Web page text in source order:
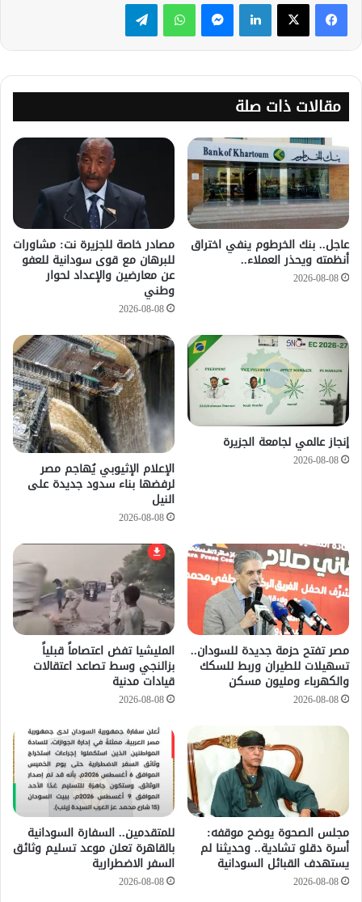
مقالات ذات صلة
عاجل.. بنك الخرطوم ينفي اختراق
أنظمته ويحذر العملاء..
2026-08-08
مصادر خاصة للجزيرة نت: مشاورات
للبرهان مع قوى سودانية للعفو
عن معارضين والإعداد لحوار
وطني
2026-08-08
إنجاز عالمي لجامعة الجزيرة
2026-08-08 الإعلام الإثيوبي يُهاجم مصر
لرفضها بناء سدود جديدة على
النيل
2026-08-08
مصر تفتح حزمة جديدة للسودان..
تسهيلات للطيران وربط للسكك
والكهرباء ومليون مسكن
2026-08-08
المليشيا تفض اعتصاماً قبلياً
بزالنجي وسط تصاعد اعتقالات
قيادات مدنية
2026-08-08
مجلس الصحوة يوضح موقفه:
أسرة دقلو تشادية.. وحديثنا لم
يستهدف القبائل السودانية
2026-08-08
للمتقدمين.. السفارة السودانية
بالقاهرة تعلن موعد تسليم وثائق
السفر الاضطرارية
2026-08-08